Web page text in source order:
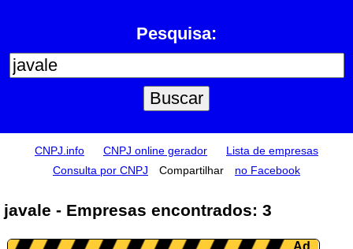
Pesquisa:
CNPJ.info CNPJ online gerador
Lista de empresas
Consulta por CNPJ
Compartilhar no Facebook
javale - Empresas encontrados: 3